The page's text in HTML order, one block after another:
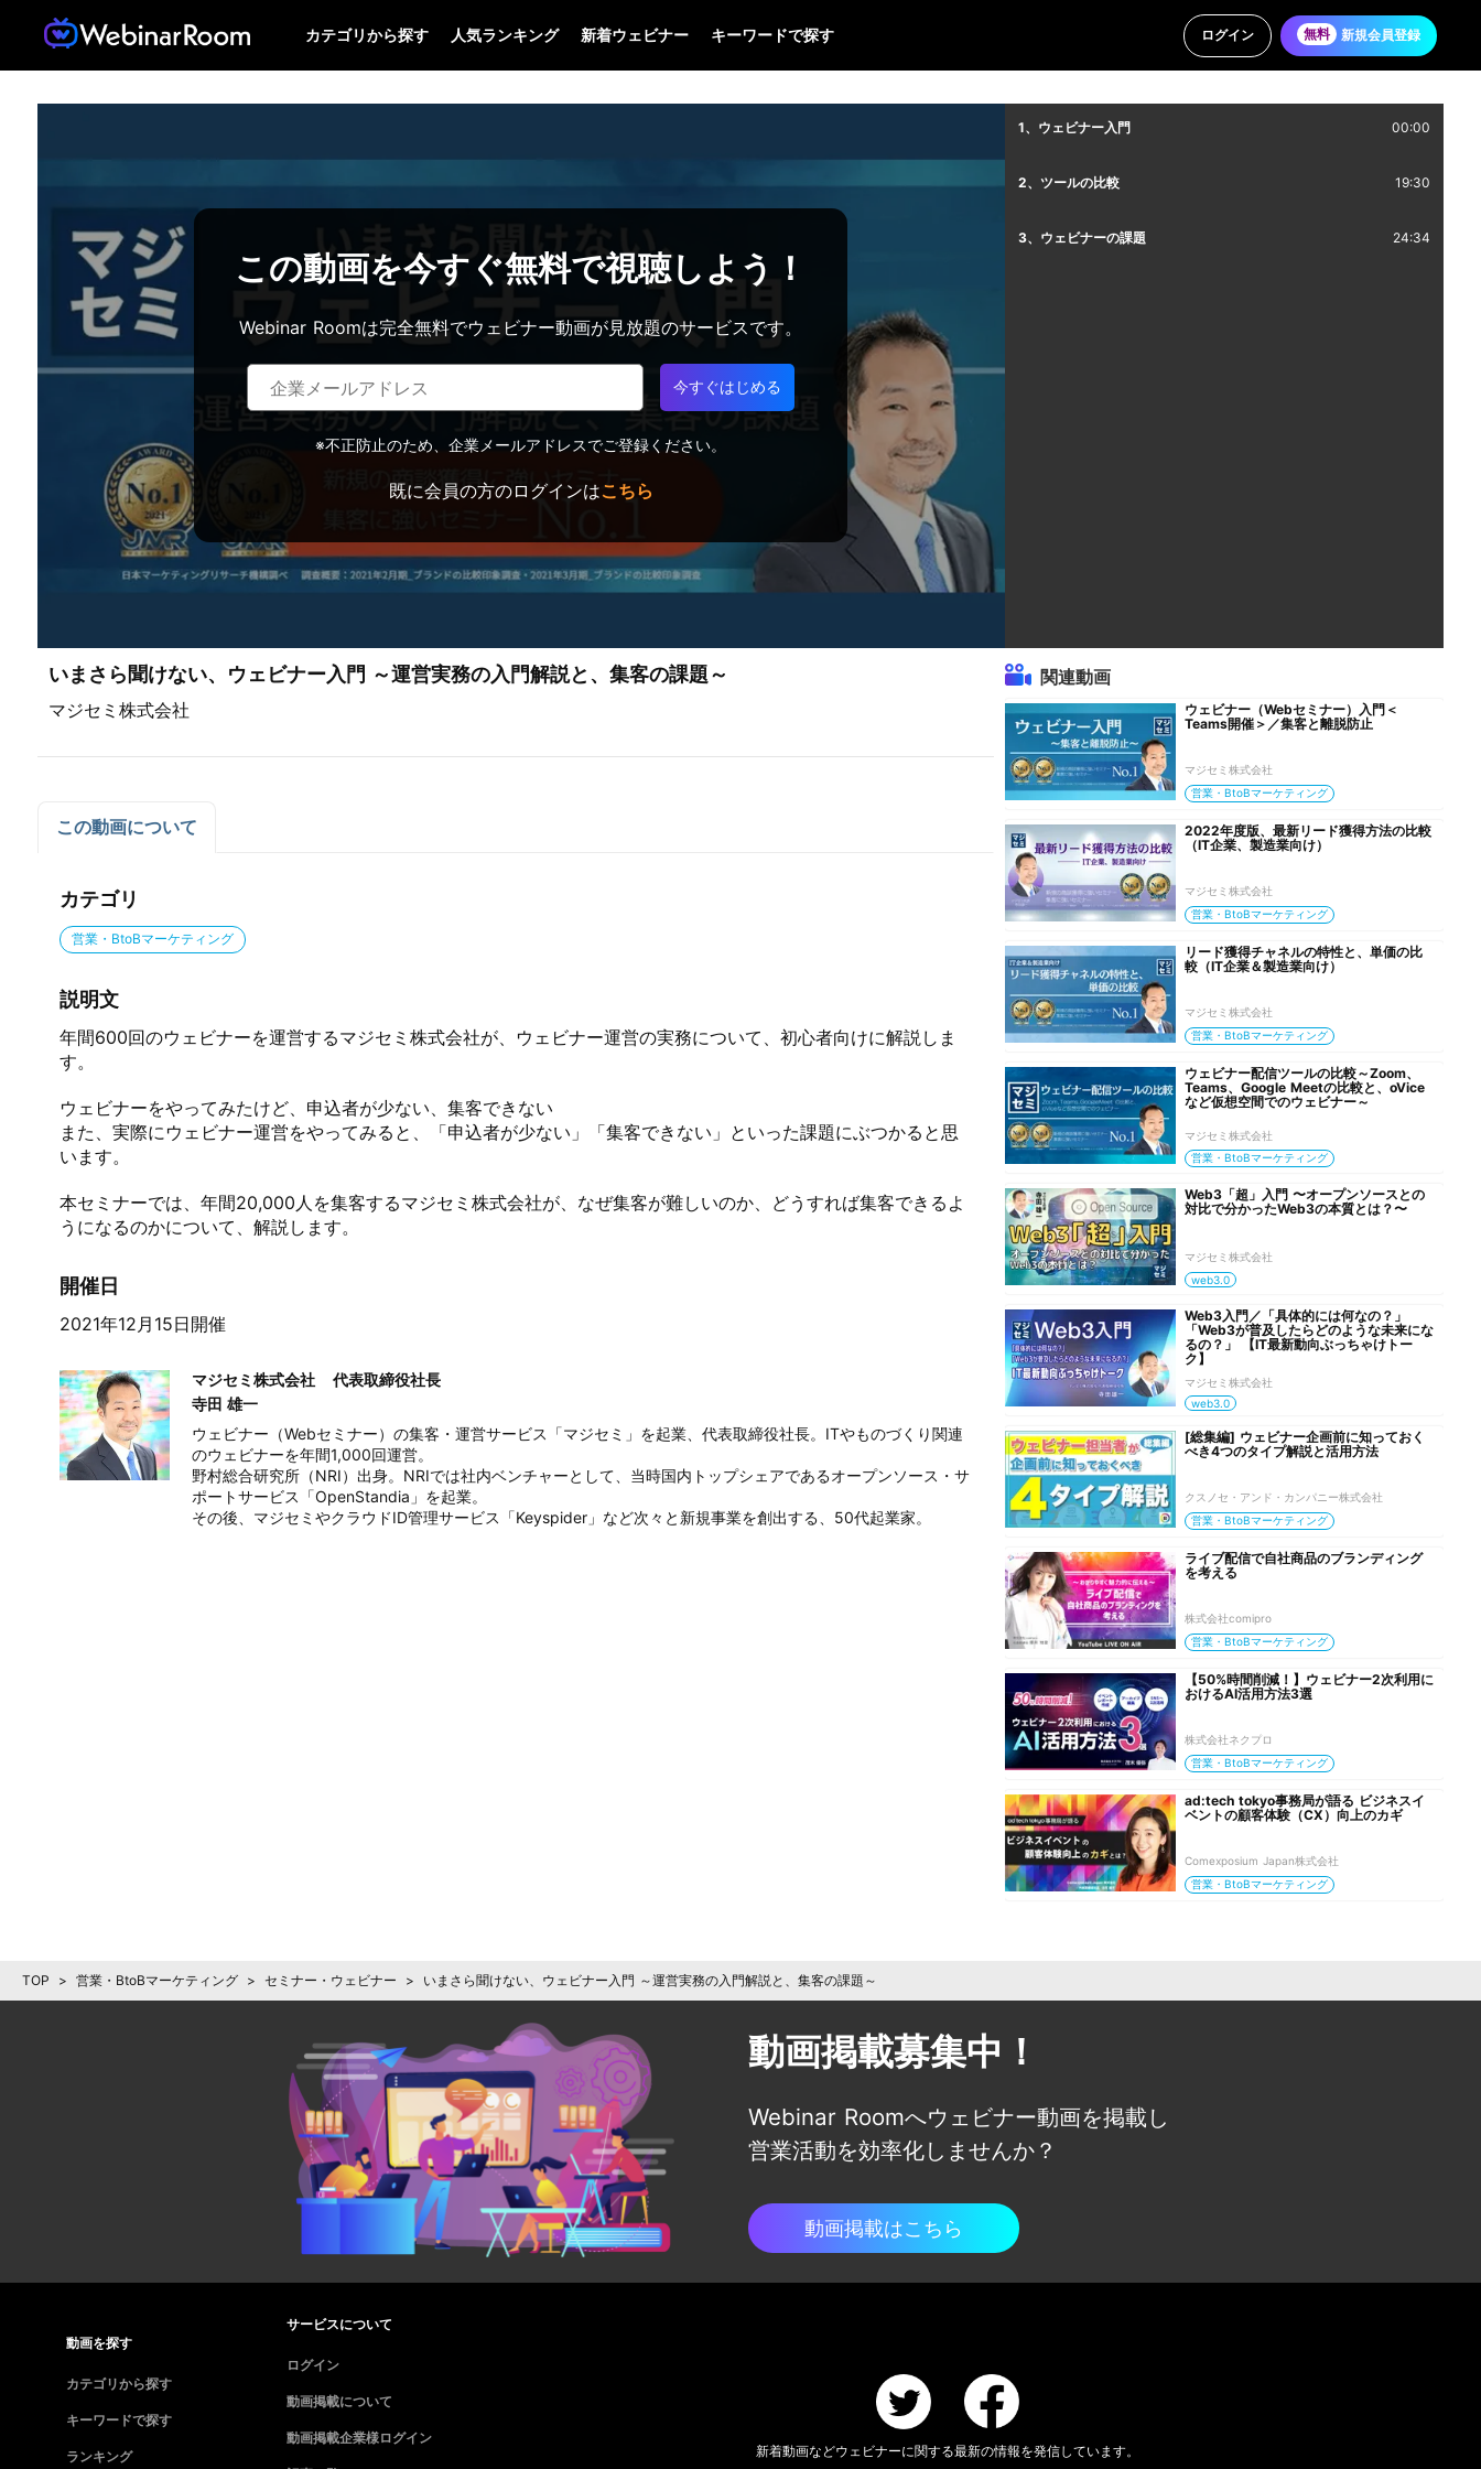
カテゴリから探す 人気ランキング 新着ウェビナー キーワードで探す ログイン 無料 新規会員登録
この動画を今すぐ無料で視聴しよう！
Webinar Roomは完全無料でウェビナー動画が見放題のサービスです。
今すぐはじめる
※不正防止のため、企業メールアドレスでご登録ください。
既に会員の方のログインはこちら
1、ウェビナー入門 00:00
2、ツールの比較 19:30
3、ウェビナーの課題 24:34
いまさら聞けない、ウェビナー入門 ～運営実務の入門解説と、集客の課題～
マジセミ株式会社
この動画について
カテゴリ
営業・BtoBマーケティング
説明文
年間600回のウェビナーを運営するマジセミ株式会社が、ウェビナー運営の実務について、初心者向けに解説しま
す。
ウェビナーをやってみたけど、申込者が少ない、集客できない
また、実際にウェビナー運営をやってみると、「申込者が少ない」「集客できない」といった課題にぶつかると思
います。
本セミナーでは、年間20,000人を集客するマジセミ株式会社が、なぜ集客が難しいのか、どうすれば集客できるよ
うになるのかについて、解説します。
開催日
2021年12月15日開催
マジセミ株式会社
代表取締役社長
寺田 雄一
ウェビナー（Webセミナー）の集客・運営サービス「マジセミ」を起業、代表取締役社長。ITやものづくり関連
のウェビナーを年間1,000回運営。
野村総合研究所（NRI）出身。NRIでは社内ベンチャーとして、当時国内トップシェアであるオープンソース・サ
ポートサービス「OpenStandia」を起業。
その後、マジセミやクラウドID管理サービス「Keyspider」など次々と新規事業を創出する、50代起業家。
関連動画
ウェビナー（Webセミナー）入門＜
Teams開催＞／集客と離脱防止
マジセミ株式会社
営業・BtoBマーケティング
2022年度版、最新リード獲得方法の比較
（IT企業、製造業向け）
マジセミ株式会社
営業・BtoBマーケティング
リード獲得チャネルの特性と、単価の比
較（IT企業＆製造業向け）
マジセミ株式会社
営業・BtoBマーケティング
ウェビナー配信ツールの比較～Zoom、
Teams、Google Meetの比較と、oVice
など仮想空間でのウェビナー～
マジセミ株式会社
営業・BtoBマーケティング
Web3「超」入門 〜オープンソースとの
対比で分かったWeb3の本質とは？〜
マジセミ株式会社
web3.0
Web3入門／「具体的には何なの？」
「Web3が普及したらどのような未来にな
るの？」 【IT最新動向ぶっちゃけトー
ク】
マジセミ株式会社
web3.0
[総集編] ウェビナー企画前に知っておく
べき4つのタイプ解説と活用方法
クスノセ・アンド・カンパニー株式会社
営業・BtoBマーケティング
ライブ配信で自社商品のブランディング
を考える
株式会社comipro
営業・BtoBマーケティング
【50%時間削減！】ウェビナー2次利用に
おけるAI活用方法3選
株式会社ネクプロ
営業・BtoBマーケティング
ad:tech tokyo事務局が語る ビジネスイ
ベントの顧客体験（CX）向上のカギ
Comexposium Japan株式会社
営業・BtoBマーケティング
TOP > 営業・BtoBマーケティング > セミナー・ウェビナー > いまさら聞けない、ウェビナー入門 ～運営実務の入門解説と、集客の課題～
動画掲載募集中！
Webinar Roomへウェビナー動画を掲載し
営業活動を効率化しませんか？
動画掲載はこちら
動画を探す
カテゴリから探す
キーワードで探す
ランキング
サービスについて
ログイン
動画掲載について
動画掲載企業様ログイン
新着動画などウェビナーに関する最新の情報を発信しています。